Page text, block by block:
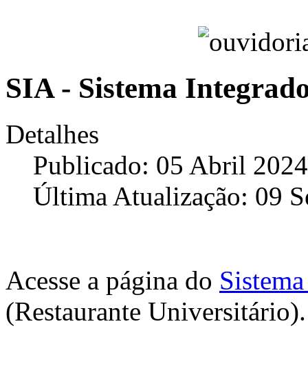
SIA - Sistema
Detalhes
Publicado: 05 Abril 2024
Última Atualização: 09
Acesse a página do
(Restaurante Universitário).